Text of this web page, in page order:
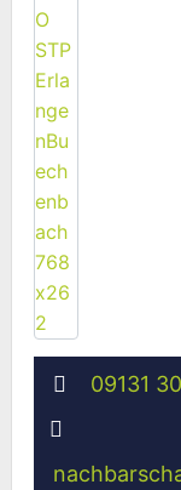
09131